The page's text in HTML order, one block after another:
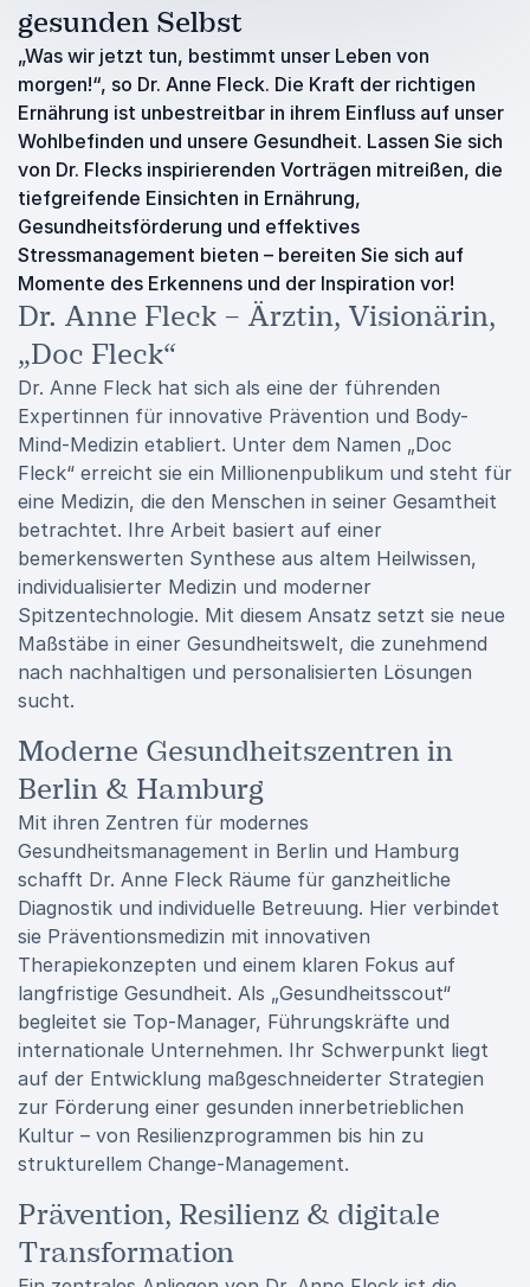
gesunden Selbst
„Was wir jetzt tun, bestimmt unser Leben von
morgen!“, so Dr. Anne Fleck. Die Kraft der richtigen
Ernährung ist unbestreitbar in ihrem Einfluss auf unser
Wohlbefinden und unsere Gesundheit. Lassen Sie sich
von Dr. Flecks inspirierenden Vorträgen mitreißen, die
tiefgreifende Einsichten in Ernährung,
Gesundheitsförderung und effektives
Stressmanagement bieten – bereiten Sie sich auf
Momente des Erkennens und der Inspiration vor!
Dr. Anne Fleck – Ärztin, Visionärin,
„Doc Fleck“
Dr. Anne Fleck hat sich als eine der führenden
Expertinnen für innovative Prävention und Body-
Mind-Medizin etabliert. Unter dem Namen „Doc
Fleck“ erreicht sie ein Millionenpublikum und steht für
eine Medizin, die den Menschen in seiner Gesamtheit
betrachtet. Ihre Arbeit basiert auf einer
bemerkenswerten Synthese aus altem Heilwissen,
individualisierter Medizin und moderner
Spitzentechnologie. Mit diesem Ansatz setzt sie neue
Maßstäbe in einer Gesundheitswelt, die zunehmend
nach nachhaltigen und personalisierten Lösungen
sucht.
Moderne Gesundheitszentren in
Berlin & Hamburg
Mit ihren Zentren für modernes
Gesundheitsmanagement in Berlin und Hamburg
schafft Dr. Anne Fleck Räume für ganzheitliche
Diagnostik und individuelle Betreuung. Hier verbindet
sie Präventionsmedizin mit innovativen
Therapiekonzepten und einem klaren Fokus auf
langfristige Gesundheit. Als „Gesundheitsscout“
begleitet sie Top-Manager, Führungskräfte und
internationale Unternehmen. Ihr Schwerpunkt liegt
auf der Entwicklung maßgeschneiderter Strategien
zur Förderung einer gesunden innerbetrieblichen
Kultur – von Resilienzprogrammen bis hin zu
strukturellem Change-Management.
Prävention, Resilienz & digitale
Transformation